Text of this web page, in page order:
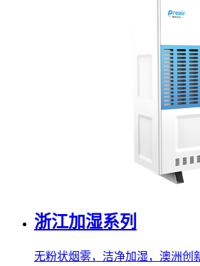
浙江加湿系列
无粉状烟雾，洁净加湿，澳洲创